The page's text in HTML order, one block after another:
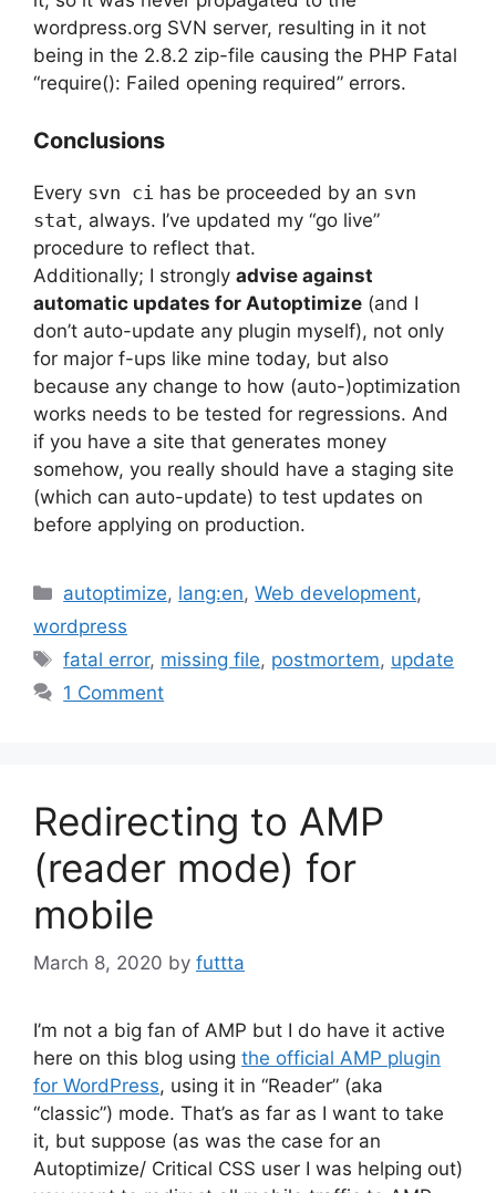
wordpress.org SVN server, resulting in it not
being in the 2.8.2 zip-file causing the PHP Fatal
“require(): Failed opening required” errors.
Conclusions
Every svn ci has be proceeded by an svn
stat, always. I’ve updated my “go live”
procedure to reflect that.
Additionally; I strongly advise against
automatic updates for Autoptimize (and I
don’t auto-update any plugin myself), not only
for major f-ups like mine today, but also
because any change to how (auto-)optimization
works needs to be tested for regressions. And
if you have a site that generates money
somehow, you really should have a staging site
(which can auto-update) to test updates on
before applying on production.
Categories
autoptimize, lang:en,Web development,
wordpress
Tags
fatal error, missing file, postmortem, update
1 Comment
Redirecting to AMP
(reader mode) for
mobile
March 8, 2020 by futtta
I’m not a big fan of AMP but I do have it active
here on this blog using the official AMP plugin
for WordPress, using it in “Reader” (aka
“classic”) mode. That’s as far as I want to take
it, but suppose (as was the case for an
Autoptimize/ Critical CSS user I was helping out)